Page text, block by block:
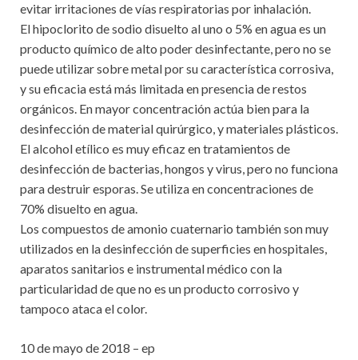
evitar irritaciones de vías respiratorias por inhalación.
El hipoclorito de sodio disuelto al uno o 5% en agua es un
producto químico de alto poder desinfectante, pero no se
puede utilizar sobre metal por su característica corrosiva,
y su eficacia está más limitada en presencia de restos
orgánicos. En mayor concentración actúa bien para la
desinfección de material quirúrgico, y materiales plásticos.
El alcohol etílico es muy eficaz en tratamientos de
desinfección de bacterias, hongos y virus, pero no funciona
para destruir esporas. Se utiliza en concentraciones de
70% disuelto en agua.
Los compuestos de amonio cuaternario también son muy
utilizados en la desinfección de superficies en hospitales,
aparatos sanitarios e instrumental médico con la
particularidad de que no es un producto corrosivo y
tampoco ataca el color.
10 de mayo de 2018 – ep